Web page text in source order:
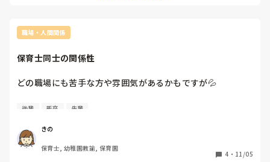
職場・人間関係
保育士同士の関係性
どの職場にも苦手な方や雰囲気があるかもですが💦
職場で誰かの陰口を聞くことってよくあるものですか？
理由があって、私が体験してないだけかもしれまへん。でも
陰でこそこそ言っているのを聞いて、嫌悪感と、もしかした
ら私も迷惑をかけて嫌な思いをさせているのかもしれないと
後輩 新卒 先輩
きの
保育士, 幼稚園教諭, 保育園
4 ・ 11/05